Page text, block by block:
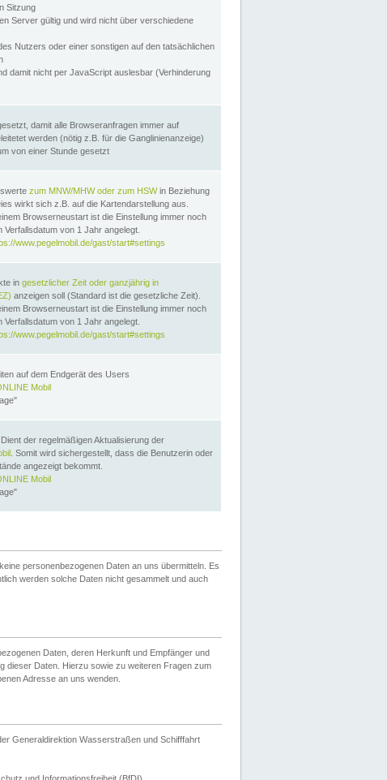
Sitzung
Server gültig und wird nicht über verschiedene
Nutzers oder einer sonstigen auf den tatsächlichen
damit nicht per JavaScript auslesbar (Verhinderung
damit alle Browseranfragen immer auf
werden (nötig z.B. für die Ganglinienanzeige)
von einer Stunde gesetzt
zum MNW/MHW oder zum HSWin Beziehung
wirkt sich z.B. auf die Kartendarstellung aus.
Browserneustart ist die Einstellung immer noch
von 1 Jahr angelegt.
www.pegelmobil.de/gast/start#settings
in gesetzlicher Zeit oder ganzjährig in
anzeigen soll (Standard ist die gesetzliche Zeit).
Browserneustart ist die Einstellung immer noch
von 1 Jahr angelegt.
www.pegelmobil.de/gast/start#settings
auf dem Endgerät des Users
Mobil
der regelmäßigen Aktualisierung der
. Somit wird sichergestellt, dass die Benutzerin oder
angezeigt bekommt.
Mobil
personenbezogenen Daten an uns übermitteln. Es
werden solche Daten nicht gesammelt und auch
Daten, deren Herkunft und Empfänger und
dieser Daten. Hierzu sowie zu weiteren Fragen zum
Adresse an uns wenden.
Generaldirektion Wasserstraßen und Schifffahrt